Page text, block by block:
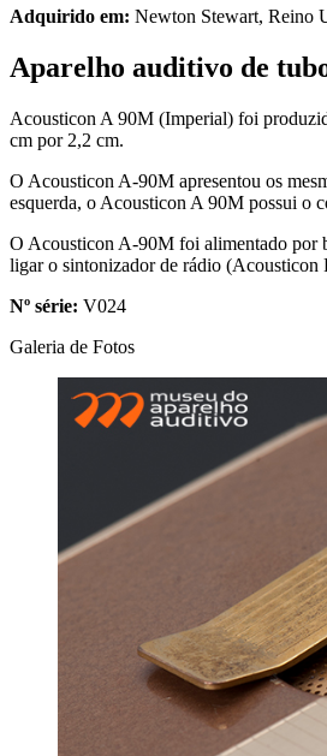
Adquirido em: Newton Stewart, Reino
Aparelho auditivo de
Acousticon A 90M (Imperial) foi
cm por 2,2 cm.
O Acousticon A-90M apresentou os
esquerda, o Acousticon A 90M possui o
O Acousticon A-90M foi alimentado por
ligar o sintonizador de rádio (Acousticon
Nº série: V024
Galeria de Fotos